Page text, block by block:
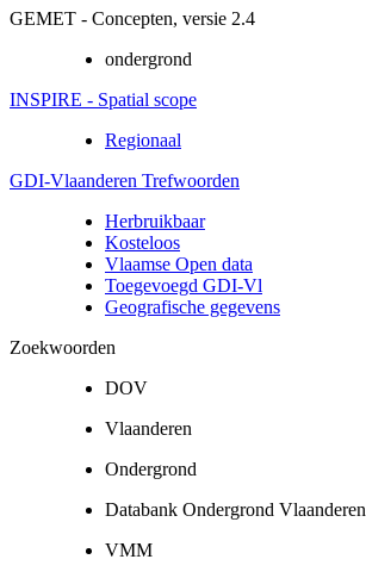
GEMET - Concepten, versie 2.4
ondergrond
INSPIRE - Spatial scope
Regionaal
GDI-Vlaanderen Trefwoorden
Herbruikbaar
Kosteloos
Vlaamse Open data
Toegevoegd GDI-Vl
Geografische gegevens
Zoekwoorden
DOV
Vlaanderen
Ondergrond
Databank Ondergrond Vlaanderen
VMM